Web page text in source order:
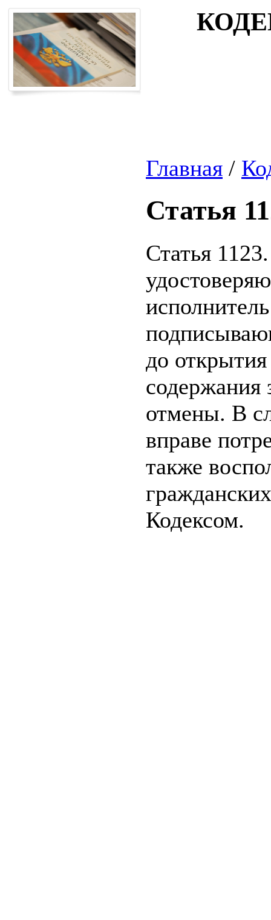
Главная /
Статья
Статья
до
содержания
отмены. В
вправе
также
Кодексом.